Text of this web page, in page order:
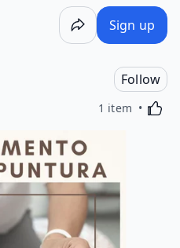
Sign up
Follow
1 item